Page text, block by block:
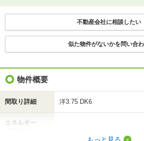
サンシャイン 1階
5.5万円 (管理費 -)
5.5万円
問い合わせ
不動産会社に相談したい
似た物件がないかを問い合
物件概要
間取り詳細 洋3.75 DK6
エネルギー